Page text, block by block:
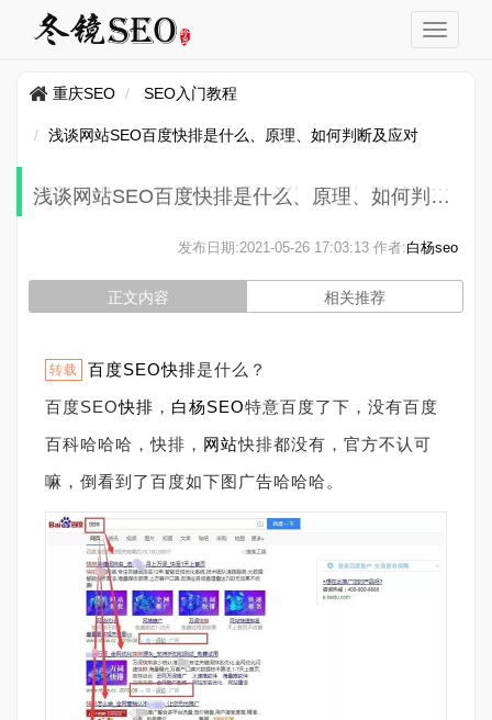
重庆SEO SEO入门教程
浅谈网站SEO百度快排是什么、原理、如何判断及应对
浅谈网站SEO百度快排是什么、原理、如何判断及应对
发布日期:2021-05-26 17:03:13 作者:白杨seo
正文内容 相关推荐
转载 百度SEO快排是什么？
百度SEO快排 ， 白杨SEO特意百度了下，没有百度
百科哈哈哈，快排， 网站快排都没有，官方不认可
嘛，倒看到了百度如下图广告哈哈哈。